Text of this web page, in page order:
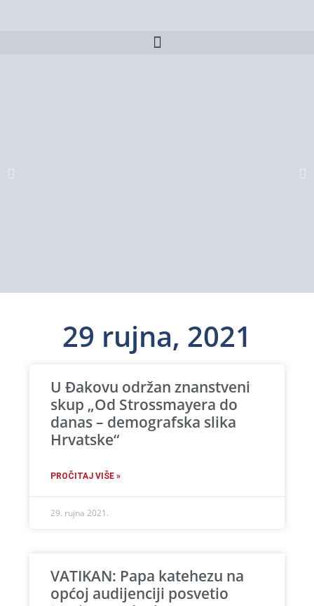
29 rujna, 2021
U Đakovu održan znanstveni
skup „Od Strossmayera do
danas – demografska slika
Hrvatske“
PROČITAJ VIŠE »
29. rujna 2021.
VATIKAN: Papa katehezu na
općoj audijenciji posvetio